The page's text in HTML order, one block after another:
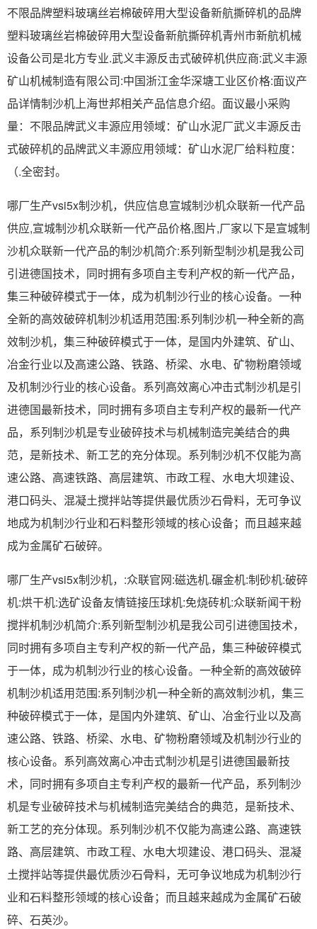
不限品牌塑料玻璃丝岩棉破碎用大型设备新航撕碎机的品牌
塑料玻璃丝岩棉破碎用大型设备新航撕碎机青州市新航机械
设备公司是北方专业.武义丰源反击式破碎机供应商:武义丰源
矿山机械制造有限公司:中国浙江金华深塘工业区价格:面议产
品详情制沙机上海世邦相关产品信息介绍。面议最小采购
量：不限品牌武义丰源应用领域：矿山水泥厂武义丰源反击
式破碎机的品牌武义丰源应用领域：矿山水泥厂给料粒度：
（.全密封。
哪厂生产vsi5x制沙机，供应信息宣城制沙机众联新一代产品
供应,宣城制沙机众联新一代产品价格,图片,厂家以下是宣城制
沙机众联新一代产品的制沙机简介:系列新型制沙机是我公司
引进德国技术，同时拥有多项自主专利产权的新一代产品，
集三种破碎模式于一体，成为机制沙行业的核心设备。一种
全新的高效破碎机制沙机适用范围:系列制沙机一种全新的高
效制沙机，集三种破碎模式于一体，是国内外建筑、矿山、
冶金行业以及高速公路、铁路、桥梁、水电、矿物粉磨领域
及机制沙行业的核心设备。系列高效离心冲击式制沙机是引
进德国最新技术，同时拥有多项自主专利产权的最新一代产
品，系列制沙机是专业破碎技术与机械制造完美结合的典
范，是新技术、新工艺的充分体现。系列制沙机不仅能为高
速公路、高速铁路、高层建筑、市政工程、水电大坝建设、
港口码头、混凝土搅拌站等提供最优质沙石骨料，无可争议
地成为机制沙行业和石料整形领域的核心设备；而且越来越
成为金属矿石破碎。
哪厂生产vsi5x制沙机，:众联官网:磁选机.碾金机:制砂机:破碎
机:烘干机:选矿设备友情链接压球机:免烧砖机:众联新闻干粉
搅拌机制沙机简介:系列新型制沙机是我公司引进德国技术，
同时拥有多项自主专利产权的新一代产品，集三种破碎模式
于一体，成为机制沙行业的核心设备。一种全新的高效破碎
机制沙机适用范围:系列制沙机一种全新的高效制沙机，集三
种破碎模式于一体，是国内外建筑、矿山、冶金行业以及高
速公路、铁路、桥梁、水电、矿物粉磨领域及机制沙行业的
核心设备。系列高效离心冲击式制沙机是引进德国最新技
术，同时拥有多项自主专利产权的最新一代产品，系列制沙
机是专业破碎技术与机械制造完美结合的典范，是新技术、
新工艺的充分体现。系列制沙机不仅能为高速公路、高速铁
路、高层建筑、市政工程、水电大坝建设、港口码头、混凝
土搅拌站等提供最优质沙石骨料，无可争议地成为机制沙行
业和石料整形领域的核心设备；而且越来越成为金属矿石破
碎、石英沙。